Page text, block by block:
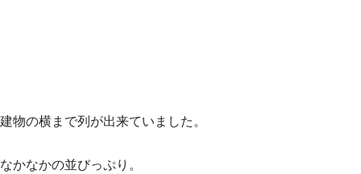
建物の横まで列が出来ていました。
なかなかの並びっぷり。